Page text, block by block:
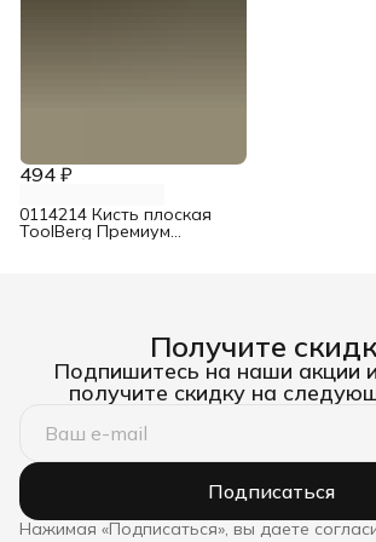
494 ₽
0114214 Кисть плоская
ToolBerg Премиум
Получите
Подпишитесь на наши акции
получите скидку на
Подписаться
Нажимая «Подписаться», вы даете